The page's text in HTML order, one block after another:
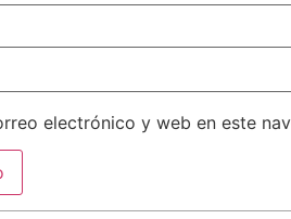
electrónico y web en este